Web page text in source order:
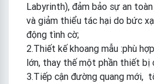
Labyrinth), đảm bảo sự an
và giảm thiểu tác hại do bức
động tình cờ;
2.Thiết kế khoang mẫu :phù
lớn, thay thế một phần thiết bị
3.Tiếp cận đường quang mới,